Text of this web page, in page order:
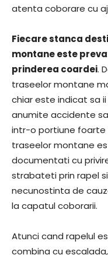
atenta coborare cu
Fiecare stanca
montane este
prinderea coardei.
traseelor montane
chiar este indicat sa
anumite accidente
intr-o portiune foarte
traseelor montane
documentati cu
strabateti prin rapel
necunostinta de
la capatul coborarii.
Atunci cand rapelul
combina cu